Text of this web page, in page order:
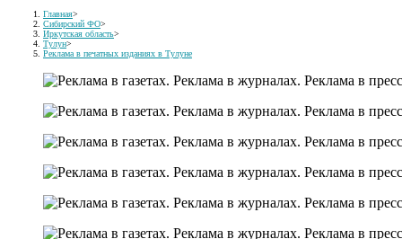
Главная>
Сибирский ФО>
Иркутская область>
Тулун>
Реклама в печатных изданиях в Тулуне